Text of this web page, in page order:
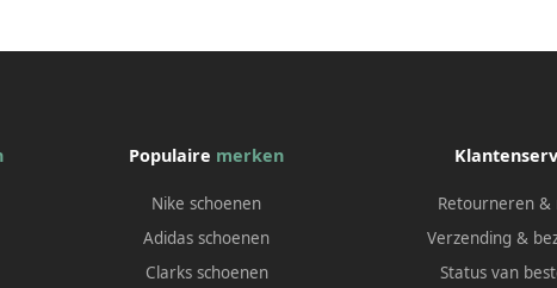
Populaire merken
Nike schoenen
Adidas schoenen
Clarks schoenen
Retourneren &
Verzending &
Status van